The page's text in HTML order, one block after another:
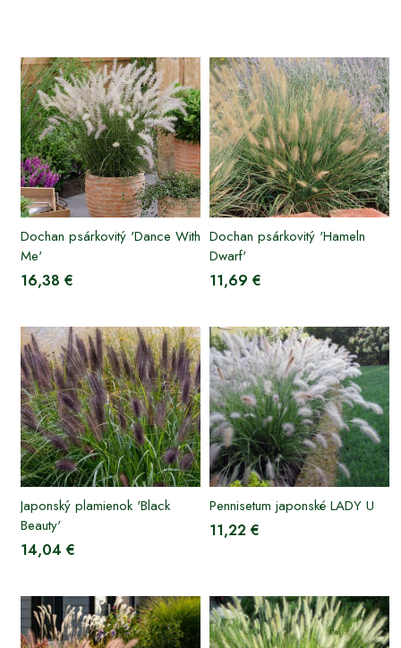
Dochan psárkovitý 'Dance With
Me'
16,38 €
Dochan psárkovitý 'Hameln
Dwarf'
11,69 €
Japonský plamienok 'Black
Beauty'
14,04 €
Pennisetum japonské LADY U
11,22 €